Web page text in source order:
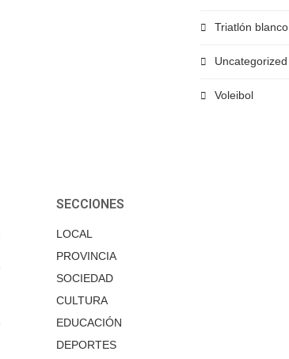
Triatlón blanco
Uncategorized
Voleibol
SECCIONES
LOCAL
PROVINCIA
SOCIEDAD
CULTURA
EDUCACIÓN
DEPORTES